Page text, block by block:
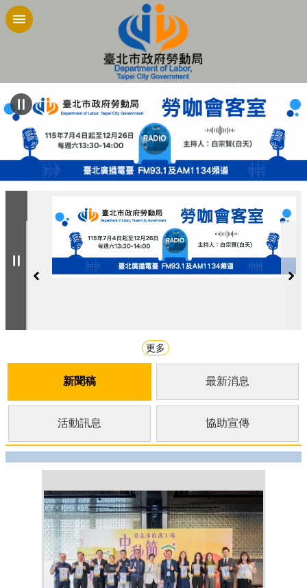
跳到主要內容區塊
更多
新聞稿 最新消息
活動訊息 協助宣傳